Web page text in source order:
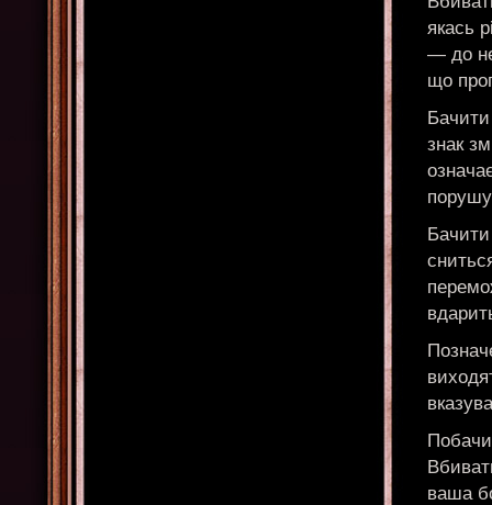
якась
— до
що
знак
ваша